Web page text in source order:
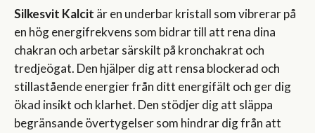
Silkesvit Kalcit är en underbar kristall som vibrerar på
en hög energifrekvens som bidrar till att rena dina
chakran och arbetar särskilt på kronchakrat och
tredjeögat. Den hjälper dig att rensa blockerad och
stillastående energier från ditt energifält och ger dig
ökad insikt och klarhet. Den stödjer dig att släppa
begränsande övertygelser som hindrar dig från att